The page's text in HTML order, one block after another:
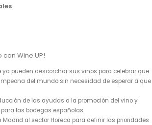
Wine UP!
ya pueden descorchar sus vinos para celebrar que
del mundo sin necesidad de esperar a que
de las ayudas a la promoción del vino y
las bodegas españolas
Madrid al sector Horeca para definir las prioridades